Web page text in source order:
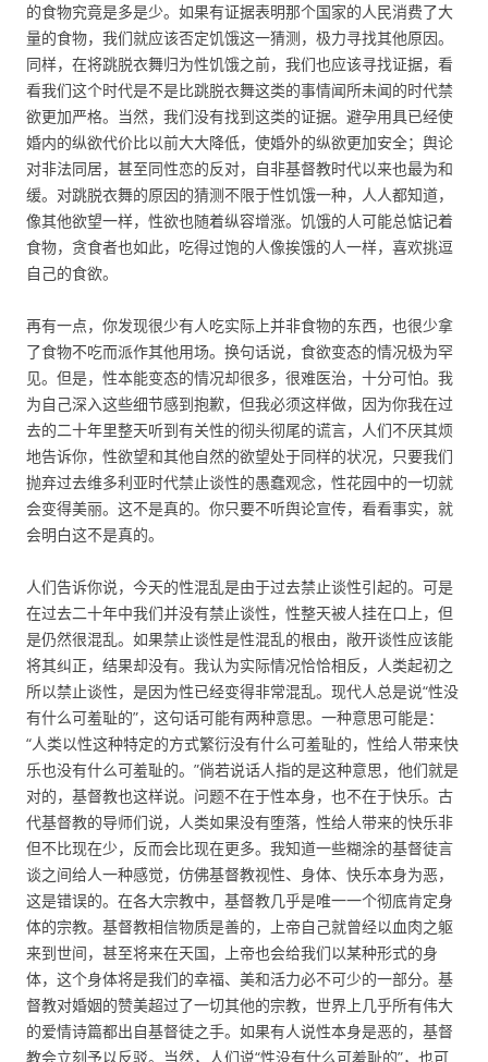
的食物究竟是多是少。如果有证据表明那个国家的人民消费了大
量的食物，我们就应该否定饥饿这一猜测，极力寻找其他原因。
同样，在将跳脱衣舞归为性饥饿之前，我们也应该寻找证据，看
看我们这个时代是不是比跳脱衣舞这类的事情闻所未闻的时代禁
欲更加严格。当然，我们没有找到这类的证据。避孕用具已经使
婚内的纵欲代价比以前大大降低，使婚外的纵欲更加安全；舆论
对非法同居，甚至同性恋的反对，自非基督教时代以来也最为和
缓。对跳脱衣舞的原因的猜测不限于性饥饿一种，人人都知道，
像其他欲望一样，性欲也随着纵容增涨。饥饿的人可能总惦记着
食物，贪食者也如此，吃得过饱的人像挨饿的人一样，喜欢挑逗
自己的食欲。
再有一点，你发现很少有人吃实际上并非食物的东西，也很少拿
了食物不吃而派作其他用场。换句话说，食欲变态的情况极为罕
见。但是，性本能变态的情况却很多，很难医治，十分可怕。我
为自己深入这些细节感到抱歉，但我必须这样做，因为你我在过
去的二十年里整天听到有关性的彻头彻尾的谎言，人们不厌其烦
地告诉你，性欲望和其他自然的欲望处于同样的状况，只要我们
抛弃过去维多利亚时代禁止谈性的愚蠢观念，性花园中的一切就
会变得美丽。这不是真的。你只要不听舆论宣传，看看事实，就
会明白这不是真的。
人们告诉你说，今天的性混乱是由于过去禁止谈性引起的。可是
在过去二十年中我们并没有禁止谈性，性整天被人挂在口上，但
是仍然很混乱。如果禁止谈性是性混乱的根由，敞开谈性应该能
将其纠正，结果却没有。我认为实际情况恰恰相反，人类起初之
所以禁止谈性，是因为性已经变得非常混乱。现代人总是说“性没
有什么可羞耻的”，这句话可能有两种意思。一种意思可能是：
“人类以性这种特定的方式繁衍没有什么可羞耻的，性给人带来快
乐也没有什么可羞耻的。”倘若说话人指的是这种意思，他们就是
对的，基督教也这样说。问题不在于性本身，也不在于快乐。古
代基督教的导师们说，人类如果没有堕落，性给人带来的快乐非
但不比现在少，反而会比现在更多。我知道一些糊涂的基督徒言
谈之间给人一种感觉，仿佛基督教视性、身体、快乐本身为恶，
这是错误的。在各大宗教中，基督教几乎是唯一一个彻底肯定身
体的宗教。基督教相信物质是善的，上帝自己就曾经以血肉之躯
来到世间，甚至将来在天国，上帝也会给我们以某种形式的身
体，这个身体将是我们的幸福、美和活力必不可少的一部分。基
督教对婚姻的赞美超过了一切其他的宗教，世界上几乎所有伟大
的爱情诗篇都出自基督徒之手。如果有人说性本身是恶的，基督
教会立刻予以反驳。当然，人们说“性没有什么可羞耻的”，也可